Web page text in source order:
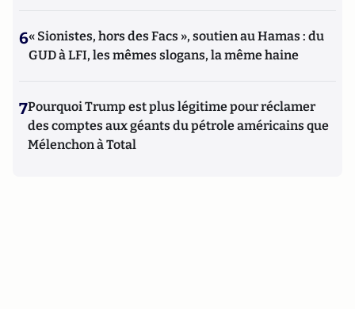
6« Sionistes, hors des Facs », soutien au Hamas : du
GUD à LFI, les mêmes slogans, la même haine
7Pourquoi Trump est plus légitime pour réclamer
des comptes aux géants du pétrole américains que
Mélenchon à Total